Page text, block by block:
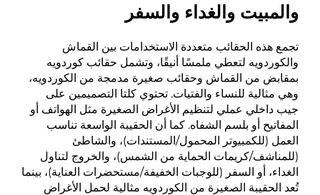
والمبيت والغداء والسفر
تجمع هذه الحقائب متعددة الاستخدامات بين القماش
والكوردويه لتعطي ملمسًا أنيقًا، وتشمل حقائب كوردويه
بمقابض من القماش وحقائب صغيرة مدمجة من الكوردويه،
وهي مثالية للنساء والفتيات. تحتوي كلتا التصميمين على
جيب داخلي عملي لتنظيم الأغراض الصغيرة مثل الهواتف أو
المفاتيح أو بلسم الشفاه. كما أن الحقيبة الواسعة تناسب
العمل (للكمبيوتر المحمول/المستندات)، والشاطئ
(للمناشف/كريمات الحماية من الشمس)، والخروج لتناول
الغداء، أو السفر (للوجبات الخفيفة/مستحضرات العناية)، بينما
تُعد الحقيبة الصغيرة من الكوردويه مثالية لحمل الأغراض